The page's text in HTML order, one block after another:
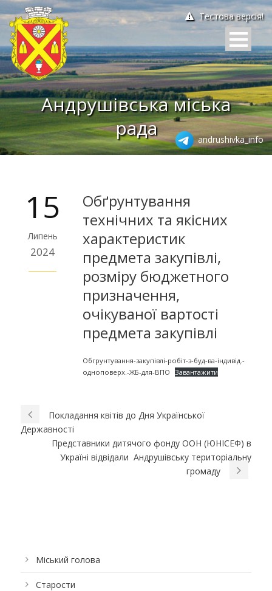
Тестова версія!
Андрушівська міська
рада
andrushivka_info
15
Липень
2024
Обґрунтування
технічних та якісних
характеристик
предмета закупівлі,
розміру бюджетного
призначення,
очікуваної вартості
предмета закупівлі
Обгрунтування-закупівлі-робіт-з-буд-ва-індивід.-
одноповерх.-ЖБ-для-ВПО
Завантажити
Покладання квітів до Дня Української
Державності
Представники дитячого фонду ООН (ЮНІСЕФ) в
Україні відвідали Андрушівську територіальну
громаду
Міський голова
Старости